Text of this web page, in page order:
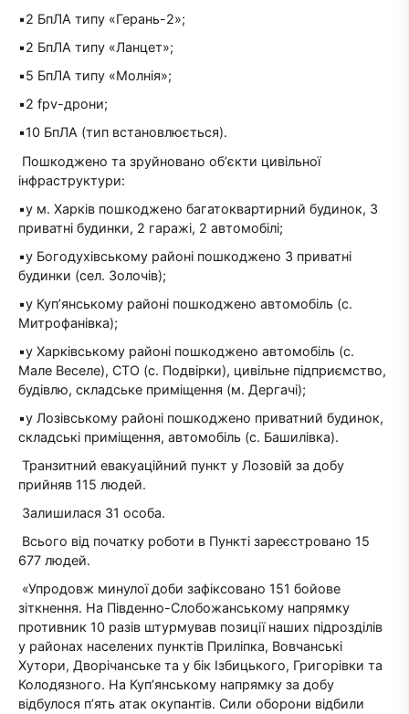
▪️2 БпЛА типу «Герань-2»;
▪️2 БпЛА типу «Ланцет»;
▪️5 БпЛА типу «Молнія»;
▪️2 fpv-дрони;
▪️10 БпЛА (тип встановлюється).
Пошкоджено та зруйновано обʼєкти цивільної
інфраструктури:
▪️у м. Харків пошкоджено багатоквартирний будинок, 3
приватні будинки, 2 гаражі, 2 автомобілі;
▪️у Богодухівському районі пошкоджено 3 приватні
будинки (сел. Золочів);
▪️у Куп’янському районі пошкоджено автомобіль (с.
Митрофанівка);
▪️у Харківському районі пошкоджено автомобіль (с.
Мале Веселе), СТО (с. Подвірки), цивільне підприємство,
будівлю, складське приміщення (м. Дергачі);
▪️у Лозівському районі пошкоджено приватний будинок,
складські приміщення, автомобіль (с. Башилівка).
Транзитний евакуаційний пункт у Лозовій за добу
прийняв 115 людей.
Залишилася 31 особа.
Всього від початку роботи в Пункті зареєстровано 15
677 людей.
«Упродовж минулої доби зафіксовано 151 бойове
зіткнення. На Південно-Слобожанському напрямку
противник 10 разів штурмував позиції наших підрозділів
у районах населених пунктів Приліпка, Вовчанські
Хутори, Дворічанське та у бік Ізбицького, Григорівки та
Колодязного. На Куп’янському напрямку за добу
відбулося п’ять атак окупантів. Сили оборони відбили